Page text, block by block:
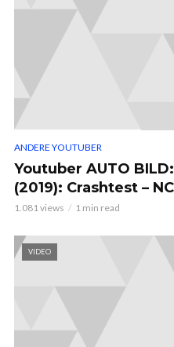
ANDERE YOUTUBER
Youtuber AUTO
(2019): Crashtest –
1.081 views 1 min read
VIDEO